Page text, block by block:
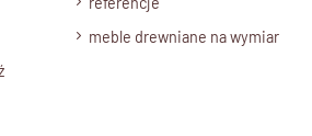
meble drewniane na wymiar